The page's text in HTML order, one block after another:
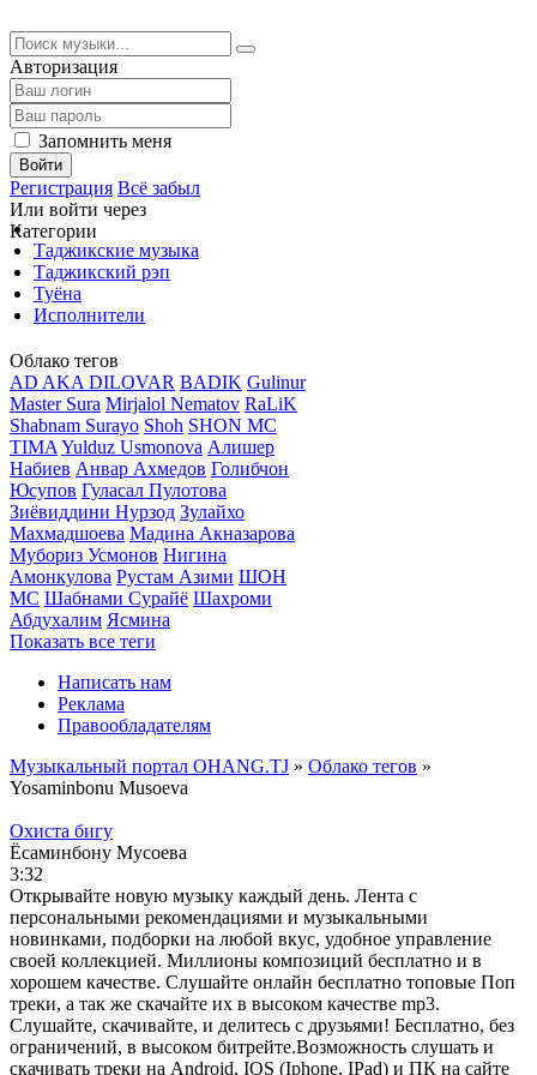
Авторизация
Запомнить меня
Войти
Регистрация Всё забыл
Или войти через
Категории
Таджикские музыка
Таджикский рэп
Туёна
Исполнители
Облако тегов
AD AKA DILOVAR BADIK Gulinur
Master Sura Mirjalol Nematov RaLiK
Shabnam Surayo Shoh SHON MC
TIMA Yulduz Usmonova Алишер
Набиев Анвар Ахмедов Голибчон
Юсупов Гуласал Пулотова
Зиёвиддини Нурзод Зулайхо
Махмадшоева Мадина Акназарова
Мубориз Усмонов Нигина
Амонкулова Рустам Азими ШОН
МС Шабнами Сурайё Шахроми
Абдухалим Ясмина
Показать все теги
Написать нам
Реклама
Правообладателям
Музыкальный портал OHANG.TJ » Облако тегов »
Yosaminbonu Musoeva
Охиста бигу
Ёсаминбону Мусоева
3:32
Открывайте новую музыку каждый день. Лента с
персональными рекомендациями и музыкальными
новинками, подборки на любой вкус, удобное управление
своей коллекцией. Миллионы композиций бесплатно и в
хорошем качестве. Слушайте онлайн бесплатно топовые Поп
треки, а так же скачайте их в высоком качестве mp3.
Слушайте, скачивайте, и делитесь с друзьями! Бесплатно, без
ограничений, в высоком битрейте.Возможность слушать и
скачивать треки на Android, IOS (Iphone, IPad) и ПК на сайте